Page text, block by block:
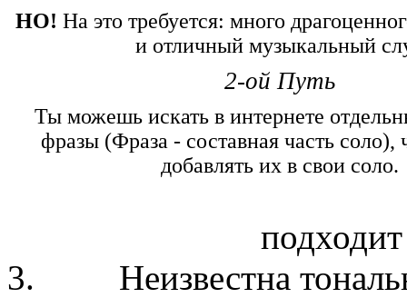
НО! На это требуется: много
и отличный музыкальный
2-ой Путь
Ты можешь искать в интернете
фразы (Фраза - составная часть соло),
добавлять их в свои соло.
Неизвестна